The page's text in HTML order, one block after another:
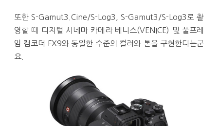
또한 S-Gamut3.Cine/S-Log3, S-Gamut3/S-Log3로 촬
영할 때 디지털 시네마 카메라 베니스(VENICE) 및 풀프레
임 캠코더 FX9와 동일한 수준의 컬러와 톤을 구현한다는군
요.